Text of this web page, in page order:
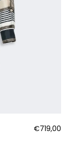
€719,00